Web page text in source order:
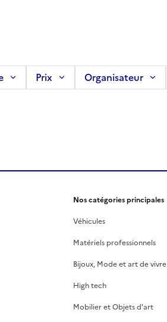
Prix Organisateur
Nos catégories principales
Véhicules
Matériels professionnels
Bijoux, Mode et art de vivre
High tech
Mobilier et Objets d'art